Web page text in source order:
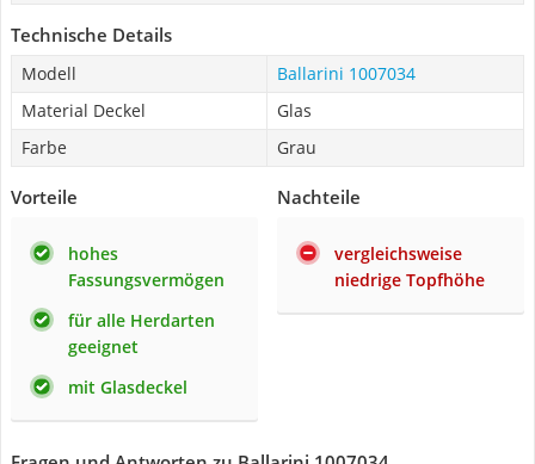
Technische Details
Modell
Ballarini 1007034
Material Deckel
Glas
Farbe
Grau
Vorteile
hohes
Fassungsvermögen
für alle Herdarten
geeignet
mit Glasdeckel
Nachteile
vergleichsweise
niedrige Topfhöhe